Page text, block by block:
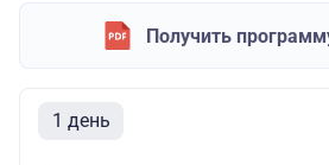
Получить
1 день